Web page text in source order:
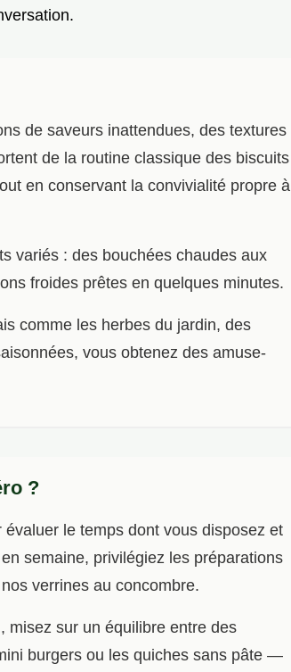
de saveurs inattendues, des textures
de la routine classique des biscuits
en conservant la convivialité propre à
variés : des bouchées chaudes aux
froides prêtes en quelques minutes.
comme les herbes du jardin, des
vous obtenez des amuse-
?
le temps dont vous disposez et
semaine, privilégiez les préparations
verrines au concombre.
misez sur un équilibre entre des
burgers ou les quiches sans pâte —